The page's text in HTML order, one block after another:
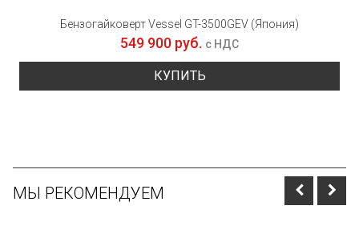
Бензогайковерт Vessel GT-3500GEV (Япония)
549 900 руб. с НДС
КУПИТЬ
МЫ РЕКОМЕНДУЕМ